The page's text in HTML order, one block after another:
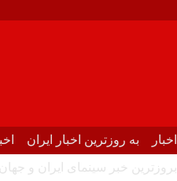
اخبار به روزترین اخبار ایران
بروزترین خبر سینمای ایران و